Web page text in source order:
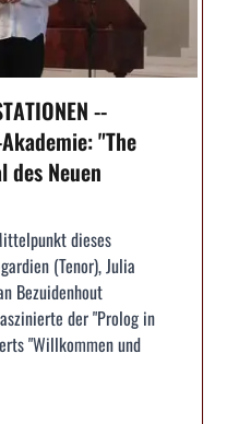
--
"The
des Neuen
dieses
(Tenor), Julia
Bezuidenhout
der "Prolog in
"Willkommen und